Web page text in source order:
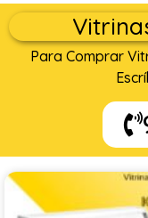
Para Comprar